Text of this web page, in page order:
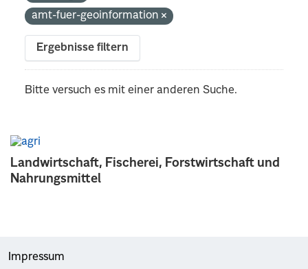
Landwirtschaft, Fischerei, Forstwirtschaft und
Nahrungsmittel
amt-fuer-geoinformation
Ergebnisse filtern
Bitte versuch es mit einer anderen Suche.
Impressum